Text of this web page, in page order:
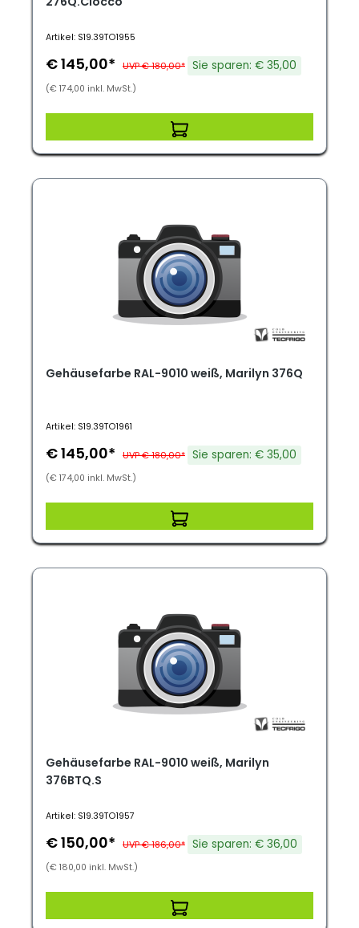
Artikel: S19.39TO1955
€ 145,00* UVP € 180,00* Sie sparen: € 35,00
(€ 174,00 inkl. MwSt.)
Gehäusefarbe RAL-9010 weiß, Marilyn 376Q
Artikel: S19.39TO1961
€ 145,00* UVP € 180,00* Sie sparen: € 35,00
(€ 174,00 inkl. MwSt.)
Gehäusefarbe RAL-9010 weiß, Marilyn
376BTQ.S
Artikel: S19.39TO1957
€ 150,00* UVP € 186,00* Sie sparen: € 36,00
(€ 180,00 inkl. MwSt.)